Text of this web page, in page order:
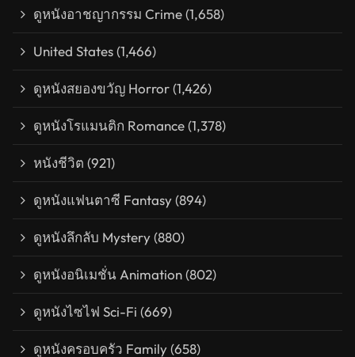
ดูหนังอาชญากรรม Crime(1,658)
United States(1,466)
ดูหนังสยองขวัญ Horror(1,426)
ดูหนังโรแมนติก Romance(1,378)
หนังชีวิต (921)
ดูหนังแฟนตาซี Fantasy(894)
ดูหนังลึกลับ Mystery(880)
ดูหนังอนิเมชั่น Animation(802)
ดูหนังไซไฟ Sci-Fi (669)
ดูหนังครอบครัว Family(658)